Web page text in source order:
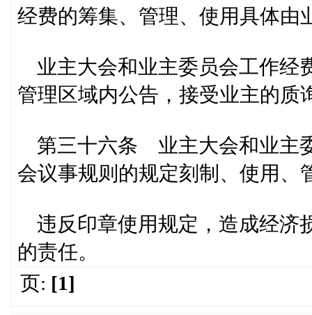
经费的筹集、管理、使用具体由
业主大会和业主委员会工作经
管理区域内公告，接受业主的质
第三十六条 业主大会和业主
会议事规则的规定刻制、使用、
违反印章使用规定，造成经济
的责任。
页: [1]